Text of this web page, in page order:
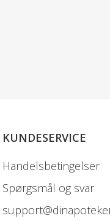
KUNDESERVICE
Handelsbetingelser
Spørgsmål og svar